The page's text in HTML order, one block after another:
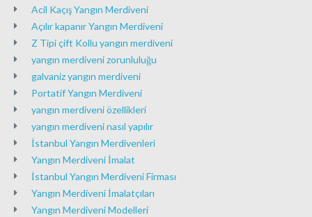
Acil Kaçış Yangın Merdiveni
Açılır kapanır Yangın Merdiveni
Z Tipi çift Kollu yangın merdiveni
yangın merdiveni zorunluluğu
galvaniz yangın merdiveni
Portatif Yangın Merdiveni
yangın merdiveni özellikleri
yangın merdiveni nasıl yapılır
İstanbul Yangın Merdivenleri
Yangın Merdiveni İmalat
İstanbul Yangın Merdiveni Firması
Yangın Merdiveni İmalatçıları
Yangın Merdiveni Modelleri